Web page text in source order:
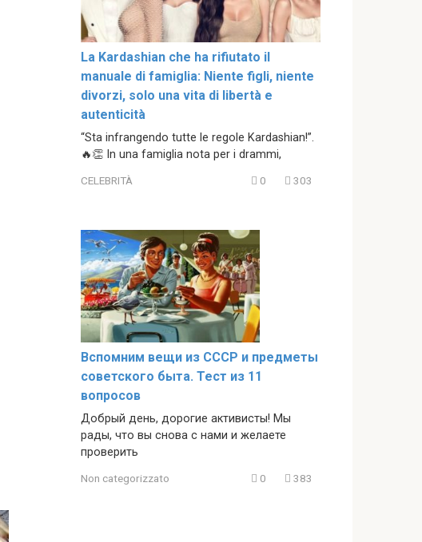
La Kardashian che ha rifiutato il
manuale di famiglia: Niente figli, niente
divorzi, solo una vita di libertà e
autenticità
“Sta infrangendo tutte le regole Kardashian!”.
🔥👏 In una famiglia nota per i drammi,
CELEBRITÀ 0 303
Вспомним вещи из СССР и предметы
советского быта. Тест из 11
вопросов
Добрый день, дорогие активисты! Мы
рады, что вы снова с нами и желаете
проверить
Non categorizzato 0 383